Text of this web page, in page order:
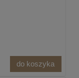
do koszyka